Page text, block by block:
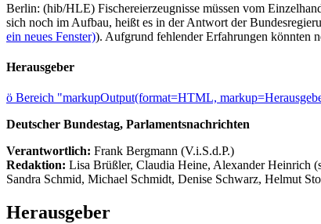
Berlin: (hib/HLE) Fischereierzeugnisse müssen vom
sich noch im Aufbau, heißt es in der Antwort der
ein neues Fenster)). Aufgrund fehlender Erfahrungen könnten
Herausgeber
ö Bereich "markupOutput(format=HTML,
Deutscher Bundestag, Parlamentsnachrichten
Verantwortlich: Frank Bergmann (V.i.S.d.P.)
Redaktion: Lisa Brüßler, Claudia Heine, Alexander Heinrich
Sandra Schmid, Michael Schmidt, Denise Schwarz, Helmut
Herausgeber